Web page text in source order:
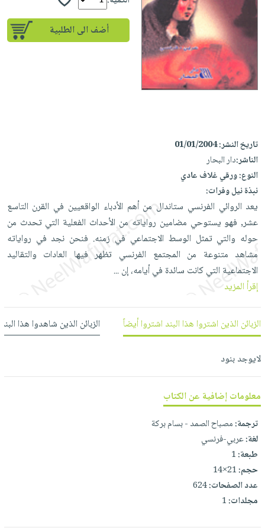
إختياراتنا
كتب
أكاديمية
صندوق
القراءة
iKitab
بلا
حدود
أسئلة
يتكرر
على
Android
تحميل
iKitab
على
Apple
أسئلة
يتكرر
طرحها
تحميل
masmu3
على
masmu3
على
Apple
المواضيع
الأكثر
مبيعاً
إختياراتنا
وسائل
القراءة
جوائز
تعليمية
والعناية
الشخصية
جديد
أجهزة
العناية
الشخصية
العناية
وتصفيف
الشعر
العناية
بالجسم
العناية
بالأسنان
الحمية
والتغذية
المطبخ
والسفرة
جديد
الكل
أواني
الطهي
أدوات
الخبز
أدوات
الأوعية
والتخزين
المطبخ
متجر
الهدايا
أقسام
الأكثر
مبيعاً
العودة
للمدارس
اكسسوارات
كتب
اكسسوارات
منزلية
اكسسوارات
ملابس
مطرزات
حقائب
حلي
عناية
شحن
مجاني
مختارة
اشتراكات
كل
الاشتراكات
صندوق
القراءة
iKitab
بلا
حدود
بحث
متقدم
نيل
وفرات
عن
الشركة
سياسة
الشركة
حسابك
لائحة
أضف الى الطلبية
تاريخ النشر:01/01/2004
الناشر:دار البحار
النوع:ورقي غلاف عادي
نبذة نيل وفرات:
يعد الروائي الفرنسي ستاندال من أهم الأدباء الواقعيين في القرن التاسع
عشر, فهو يستوحي مضامين رواياته من الأحداث الفعلية التي تحدث من
حوله والتي تمثل الوسط الاجتماعي في زمنه. فنحن نجد في رواياته
مشاهد متنوعة من المجتمع الفرنسي تظهر فيها العادات والتقاليد
الاجتماعية التي كانت سائدة في أيامه، إن...
إقرأ المزيد
الزبائن الذين اشتروا هذا البند اشتروا أيضاً الزبائن الذين شاهدوا هذا
لايوجد بنود
معلومات إضافية عن الكتاب
ترجمة:مصباح الصمد - بسام بركة
لغة:عربي-فرنسي
طبعة:1
حجم:21×14
عدد الصفحات:624
مجلدات:1